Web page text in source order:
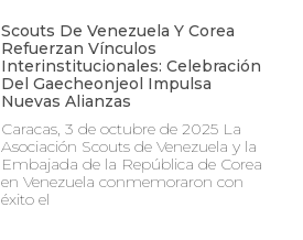
Scouts De Venezuela Y Corea
Refuerzan Vínculos
Interinstitucionales: Celebración
Del Gaecheonjeol Impulsa
Nuevas Alianzas
Caracas, 3 de octubre de 2025 La
Asociación Scouts de Venezuela y la
Embajada de la República de Corea
en Venezuela conmemoraron con
éxito el